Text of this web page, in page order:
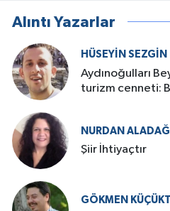
Alıntı Yazarlar
HÜSEYIN SEZGIN
Aydınoğulları
turizm cenneti:
NURDAN ALADAĞ
Şiir
GÖKMEN